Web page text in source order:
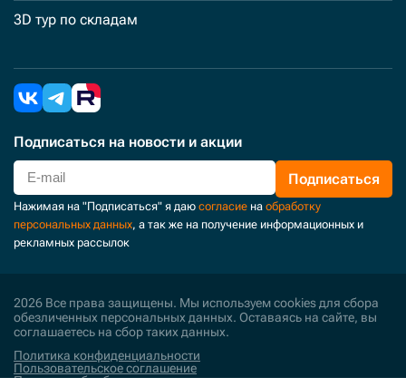
3D тур по складам
Подписаться на новости и акции
Подписаться
Нажимая на "Подписаться" я даю согласие на обработку
персональных данных, а так же на получение информационных и
рекламных рассылок
2026 Все права защищены. Мы используем cookies для сбора
обезличенных персональных данных. Оставаясь на сайте, вы
соглашаетесь на сбор таких данных.
Политика конфиденциальности
Пользовательское соглашение
Политика обработки персональных данных